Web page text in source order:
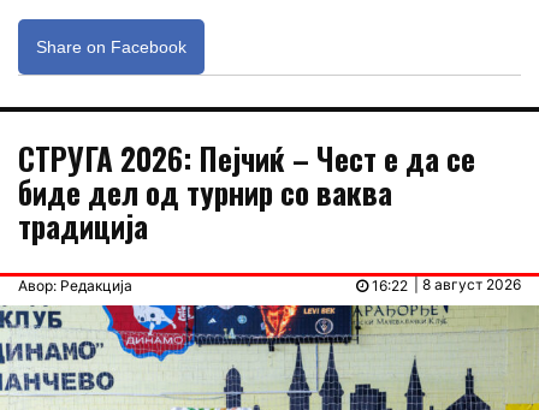
Share on Facebook
СТРУГА 2026: Пејчиќ – Чест е да се
биде дел од турнир со ваква
традиција
Авор: Редакција | 8 август 2026
16:22